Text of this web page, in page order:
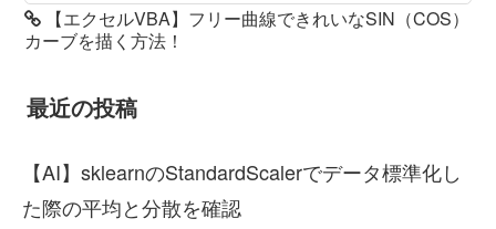
【エクセルVBA】フリー曲線できれいなSIN（COS）
カーブを描く方法！
最近の投稿
【AI】sklearnのStandardScalerでデータ標準化し
た際の平均と分散を確認